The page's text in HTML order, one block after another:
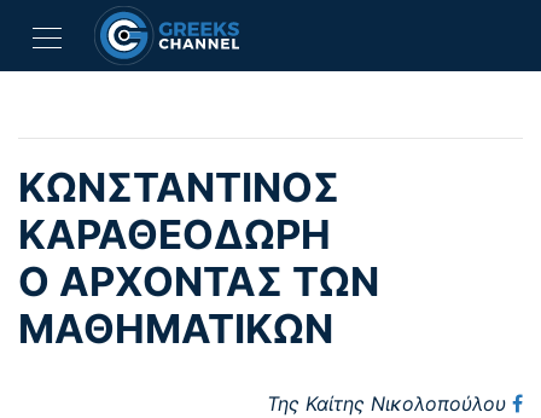
ΚΩΝΣΤΑΝΤΊΝΟΣ
ΚΑΡΑΘΕΟΔΩΡΉ
Ο ΆΡΧΟΝΤΑΣ ΤΩΝ
ΜΑΘΗΜΑΤΙΚΏΝ
Της Καίτης Νικολοπούλου